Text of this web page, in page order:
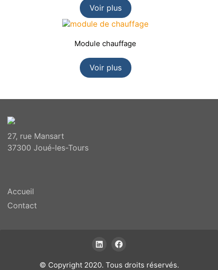
Voir plus
Module chauffage
Voir plus
27, rue Mansart
37300 Joué-les-Tours
Accueil
Contact
© Copyright 2020. Tous droits réservés.